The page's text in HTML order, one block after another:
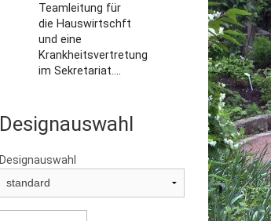
Teamleitung für
die Hauswirtschft
und eine
Krankheitsvertretung
im Sekretariat....
Designauswahl
Designauswahl